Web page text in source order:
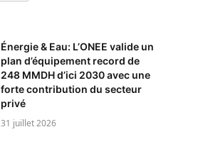
Énergie & Eau: L’ONEE valide un
plan d’équipement record de
248 MMDH d’ici 2030 avec une
forte contribution du secteur
privé
31 juillet 2026